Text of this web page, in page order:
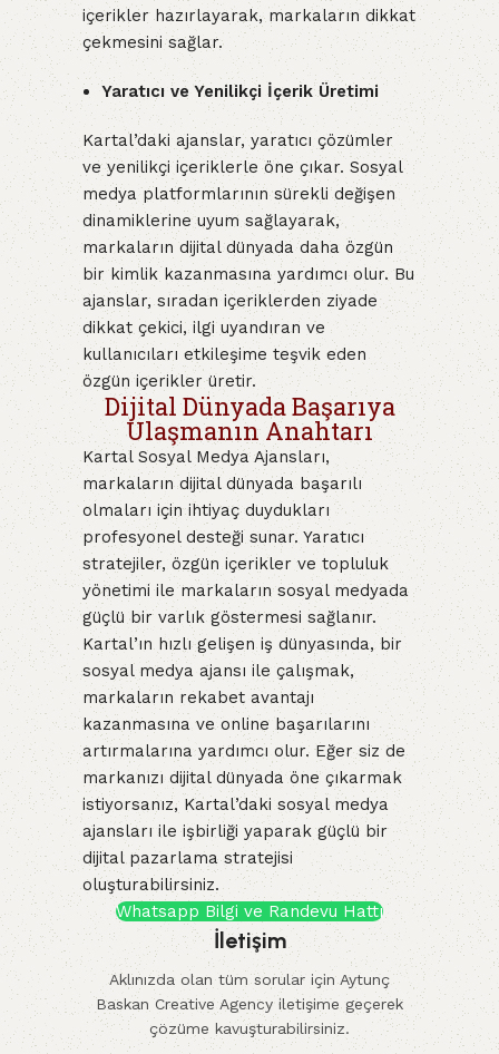
içerikler hazırlayarak, markaların dikkat
çekmesini sağlar.
Yaratıcı ve Yenilikçi İçerik Üretimi
Kartal’daki ajanslar, yaratıcı çözümler
ve yenilikçi içeriklerle öne çıkar. Sosyal
medya platformlarının sürekli değişen
dinamiklerine uyum sağlayarak,
markaların dijital dünyada daha özgün
bir kimlik kazanmasına yardımcı olur. Bu
ajanslar, sıradan içeriklerden ziyade
dikkat çekici, ilgi uyandıran ve
kullanıcıları etkileşime teşvik eden
özgün içerikler üretir.
Dijital Dünyada Başarıya
Ulaşmanın Anahtarı
Kartal Sosyal Medya Ajansları,
markaların dijital dünyada başarılı
olmaları için ihtiyaç duydukları
profesyonel desteği sunar. Yaratıcı
stratejiler, özgün içerikler ve topluluk
yönetimi ile markaların sosyal medyada
güçlü bir varlık göstermesi sağlanır.
Kartal’ın hızlı gelişen iş dünyasında, bir
sosyal medya ajansı ile çalışmak,
markaların rekabet avantajı
kazanmasına ve online başarılarını
artırmalarına yardımcı olur. Eğer siz de
markanızı dijital dünyada öne çıkarmak
istiyorsanız, Kartal’daki sosyal medya
ajansları ile işbirliği yaparak güçlü bir
dijital pazarlama stratejisi
oluşturabilirsiniz.
Whatsapp Bilgi ve Randevu Hattı
İletişim
Aklınızda olan tüm sorular için Aytunç
Baskan Creative Agency iletişime geçerek
çözüme kavuşturabilirsiniz.